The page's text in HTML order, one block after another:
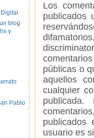
Los
publicados
públicas o
aquellos
cualquier
usuario es
blog
y
Pablo